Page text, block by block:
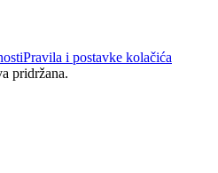
Pravila i postavke kolačića
pridržana.